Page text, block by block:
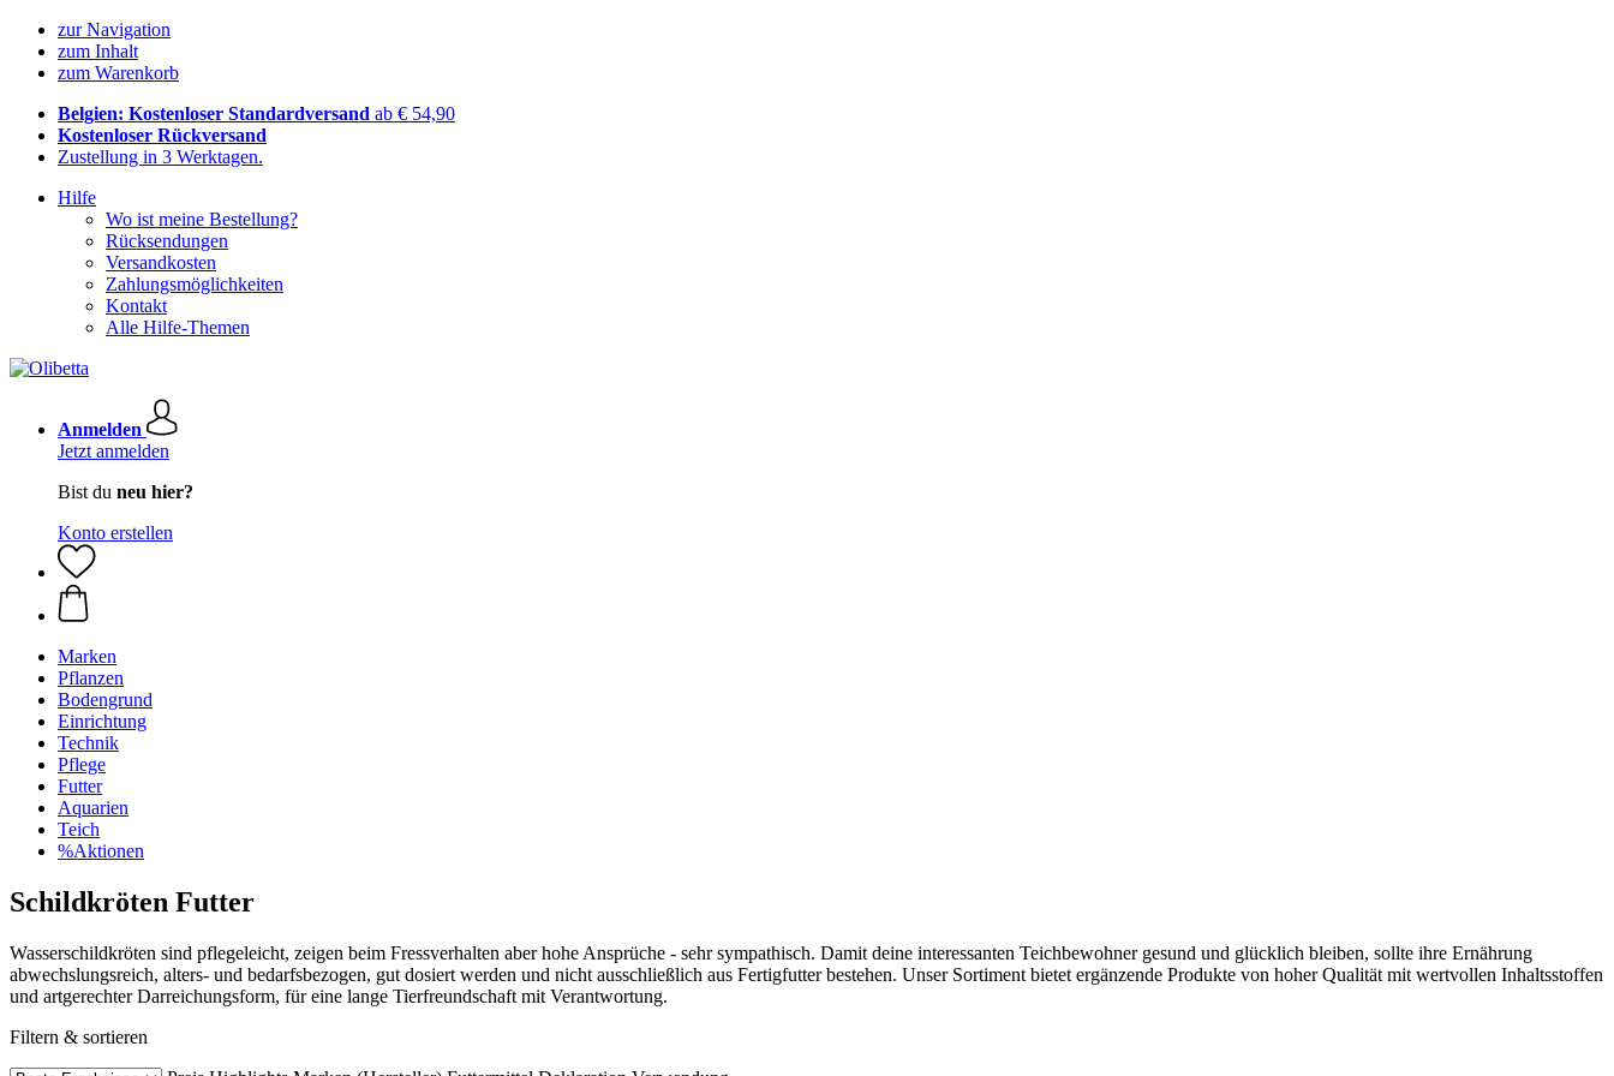
zur Navigation
zum Inhalt
zum Warenkorb
Belgien: Kostenloser Standardversand ab € 54,90
Kostenloser Rückversand
Zustellung in 3 Werktagen.
Hilfe
Wo ist meine Bestellung?
Rücksendungen
Versandkosten
Zahlungsmöglichkeiten
Kontakt
Alle Hilfe-Themen
Anmelden
Jetzt anmelden
Bist du neu hier?
Konto erstellen
Marken
Pflanzen
Bodengrund
Einrichtung
Technik
Pflege
Futter
Aquarien
Teich
%Aktionen
Schildkröten Futter
Wasserschildkröten sind pflegeleicht, zeigen beim Fressverhalten aber hohe Ansprüche - sehr sympathisch. Damit deine interessanten Teichbewohner gesund und glücklich bleiben, sollte ihre Ernährung
abwechslungsreich, alters- und bedarfsbezogen, gut dosiert werden und nicht ausschließlich aus Fertigfutter bestehen. Unser Sortiment bietet ergänzende Produkte von hoher Qualität mit wertvollen Inhaltsstoffen
und artgerechter Darreichungsform, für eine lange Tierfreundschaft mit Verantwortung.
Filtern & sortieren